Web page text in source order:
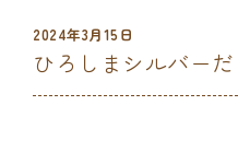
2024年3月15日
ひろしまシルバー